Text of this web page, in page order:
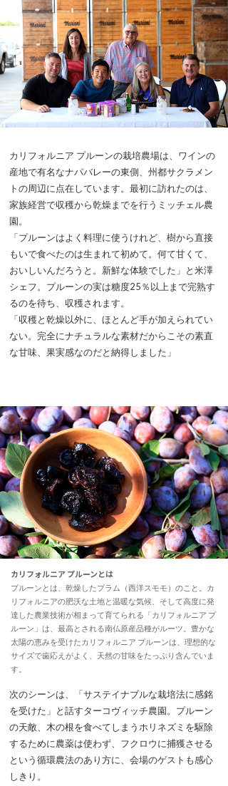
カリフォルニア プルーンの栽培農場は、ワインの
産地で有名なナパバレーの東側、州都サクラメン
トの周辺に点在しています。最初に訪れたのは、
家族経営で収穫から乾燥までを行うミッチェル農
園。
「プルーンはよく料理に使うけれど、樹から直接
もいで食べたのは生まれて初めて。何て甘くて、
おいしいんだろうと。新鮮な体験でした」と米澤
シェフ。プルーンの実は糖度25％以上まで完熟す
るのを待ち、収穫されます。
「収穫と乾燥以外に、ほとんど手が加えられてい
ない。完全にナチュラルな素材だからこその素直
な甘味、果実感なのだと納得しました」
カリフォルニア プルーンとは
プルーンとは、乾燥したプラム（西洋スモモ）のこと。カ
リフォルニアの肥沃な土地と温暖な気候、そして高度に発
達した農業技術が相まって育てられる「カリフォルニア プ
ルーン」は、最高とされる南仏原産品種がルーツ。豊かな
太陽の恵みを受けたカリフォルニア プルーンは、理想的な
サイズで歯応えがよく、天然の甘味をたっぷり含んでいま
す。
次のシーンは、「サステイナブルな栽培法に感銘
を受けた」と話すターコヴィッチ農園。プルーン
の天敵、木の根を食べてしまうホリネズミを駆除
するために農薬は使わず、フクロウに捕獲させる
という循環農法のあり方に、会場のゲストも感心
しきり。